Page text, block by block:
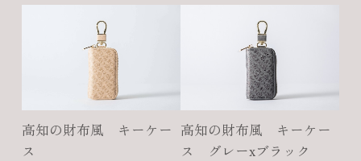
高知の財布風 キーケー
ス
高知の財布風 キーケー
ス グレーxブラック